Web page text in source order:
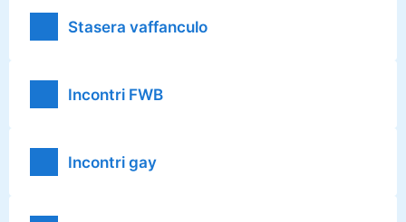
Stasera vaffanculo
Incontri FWB
Incontri gay